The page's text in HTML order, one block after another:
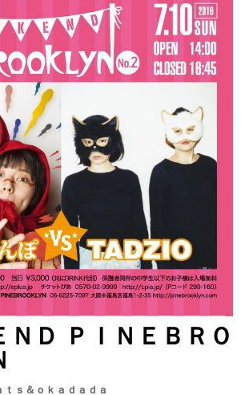
ＮＤ ＰＩＮＥＢＲＯ
ｔｓ＆ｏｋａｄａｄａ